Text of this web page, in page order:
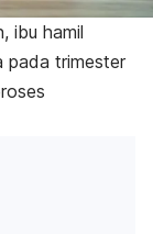
ibu hamil
pada trimester